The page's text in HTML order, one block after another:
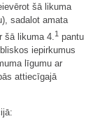
šā likuma
sadalot amata
šā likuma 4. 1 pantu
iepirkumus
līgumu ar
attiecīgajā